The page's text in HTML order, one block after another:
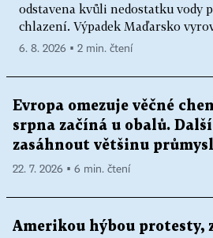
odstavena kvůli nedostatku vody
chlazení. Výpadek Maďarsko
6. 8. 2026 ▪ 2 min. čtení
Evropa omezuje věčné
srpna začíná u obalů. Další
zasáhnout většinu
22. 7. 2026 ▪ 6 min. čtení
Amerikou hýbou protesty,